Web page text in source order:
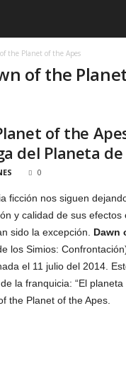
the Planet of the Apes
of the
of the
del Planeta de
0
ficción nos siguen
y calidad de sus efectos
sido la excepción. Dawn
los Simios:
el 11 julio del 2014.
la franquicia: “El planeta
the Planet of the Apes.